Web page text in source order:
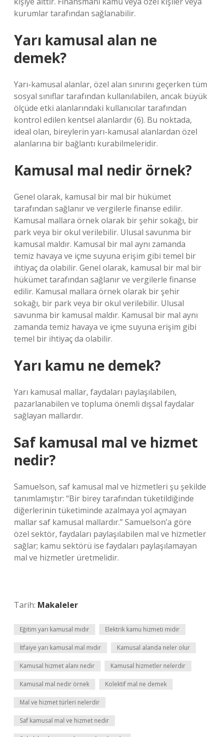
kurumlar tarafından sağlanabilir.
Yarı kamusal alan ne
demek?
Yarı-kamusal alanlar, özel alan sınırını geçerken tüm
sosyal sınıflar tarafından kullanılabilen, ancak büyük
ölçüde etki alanlarındaki kullanıcılar tarafından
kontrol edilen kentsel alanlardır (6). Bu noktada,
ideal olan, bireylerin yarı-kamusal alanlardan özel
alanlarına bir bağlantı kurabilmeleridir.
Kamusal mal nedir örnek?
Genel olarak, kamusal bir mal bir hükümet
tarafından sağlanır ve vergilerle finanse edilir.
Kamusal mallara örnek olarak bir şehir sokağı, bir
park veya bir okul verilebilir. Ulusal savunma bir
kamusal maldır. Kamusal bir mal aynı zamanda
temiz havaya ve içme suyuna erişim gibi temel bir
ihtiyaç da olabilir. Genel olarak, kamusal bir mal bir
hükümet tarafından sağlanır ve vergilerle finanse
edilir. Kamusal mallara örnek olarak bir şehir
sokağı, bir park veya bir okul verilebilir. Ulusal
savunma bir kamusal maldır. Kamusal bir mal aynı
zamanda temiz havaya ve içme suyuna erişim gibi
temel bir ihtiyaç da olabilir.
Yarı kamu ne demek?
Yarı kamusal mallar, faydaları paylaşılabilen,
pazarlanabilen ve topluma önemli dışsal faydalar
sağlayan mallardır.
Saf kamusal mal ve hizmet
nedir?
Samuelson, saf kamusal mal ve hizmetleri şu şekilde
tanımlamıştır: “Bir birey tarafından tüketildiğinde
diğerlerinin tüketiminde azalmaya yol açmayan
mallar saf kamusal mallardır.” Samuelson’a göre
özel sektör, faydaları paylaşılabilen mal ve hizmetler
sağlar; kamu sektörü ise faydaları paylaşılamayan
mal ve hizmetler üretmelidir.
Tarih: Makaleler
Eğitim yarı kamusal mıdır Elektrik kamu hizmeti midir
İtfaiye yarı kamusal mal mıdır Kamusal alanda neler olur
Kamusal hizmet alanı nedir Kamusal hizmetler nelerdir
Kamusal mal nedir örnek Kolektif mal ne demek
Mal ve hizmet türleri nelerdir
Saf kamusal mal ve hizmet nedir